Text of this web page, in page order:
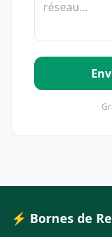
⚡ Bornes de